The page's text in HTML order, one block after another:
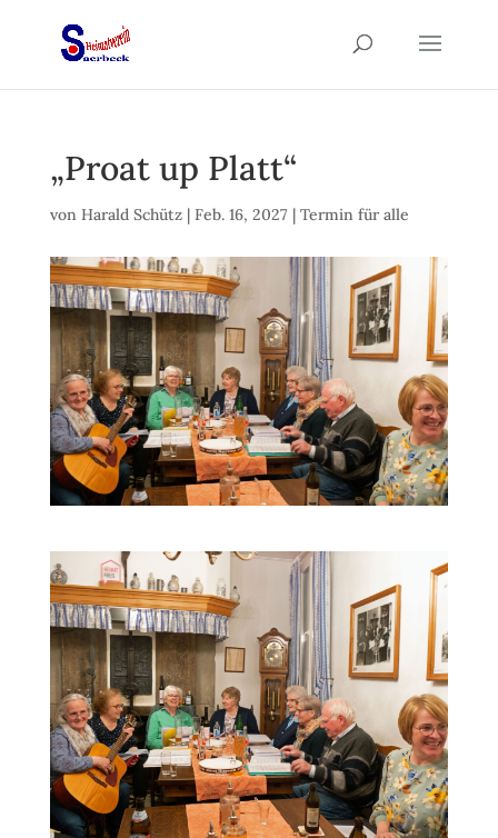
„Proat up Platt“
von Harald Schütz| Feb. 16, 2027| Termin für alle